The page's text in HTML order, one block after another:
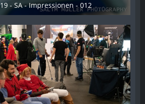
- SA - Impressionen - 012